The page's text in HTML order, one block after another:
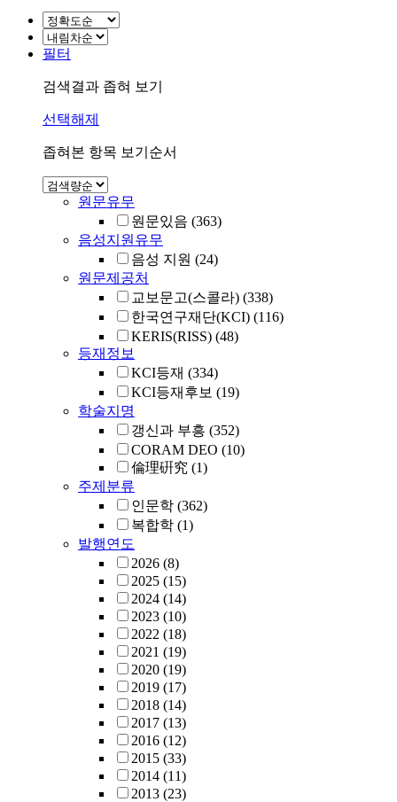
필터
검색결과 좁혀 보기
선택해제
좁혀본 항목 보기순서
원문유무
원문있음 (363)
음성지원유무
음성 지원 (24)
원문제공처
교보문고(스콜라) (338)
한국연구재단(KCI) (116)
KERIS(RISS) (48)
등재정보
KCI등재 (334)
KCI등재후보 (19)
학술지명
갱신과 부흥 (352)
CORAM DEO (10)
倫理硏究 (1)
주제분류
인문학 (362)
복합학 (1)
발행연도
2026 (8)
2025 (15)
2024 (14)
2023 (10)
2022 (18)
2021 (19)
2020 (19)
2019 (17)
2018 (14)
2017 (13)
2016 (12)
2015 (33)
2014 (11)
2013 (23)